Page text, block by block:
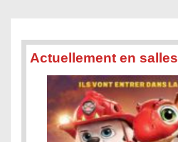
Actuellement en salles